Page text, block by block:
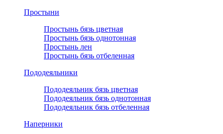
Простыни
Простынь бязь цветная
Простынь бязь однотонная
Простынь лен
Простынь бязь отбеленная
Пододеяльники
Пододеяльник бязь цветная
Пододеяльник бязь однотонная
Пододеяльник бязь отбеленная
Наперники